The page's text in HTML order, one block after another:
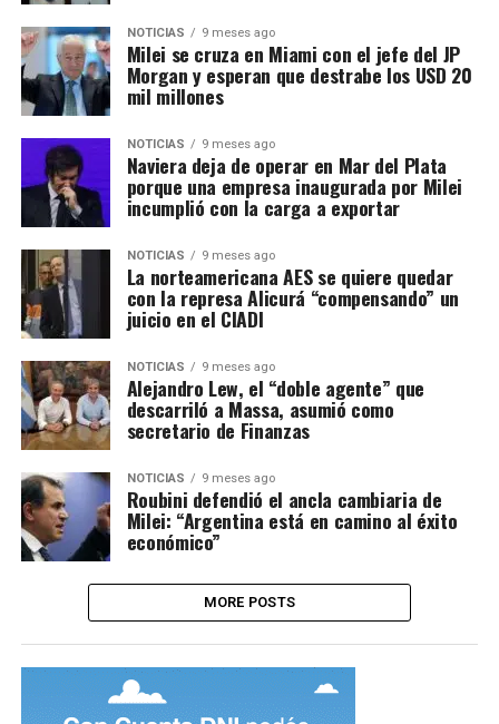
NOTICIAS 9 meses ago
Milei se cruza en Miami con el jefe del JP
Morgan y esperan que destrabe los USD 20
mil millones
NOTICIAS 9 meses ago
Naviera deja de operar en Mar del Plata
porque una empresa inaugurada por Milei
incumplió con la carga a exportar
NOTICIAS 9 meses ago
La norteamericana AES se quiere quedar
con la represa Alicurá “compensando” un
juicio en el CIADI
NOTICIAS 9 meses ago
Alejandro Lew, el “doble agente” que
descarriló a Massa, asumió como
secretario de Finanzas
NOTICIAS 9 meses ago
Roubini defendió el ancla cambiaria de
Milei: “Argentina está en camino al éxito
económico”
MORE POSTS